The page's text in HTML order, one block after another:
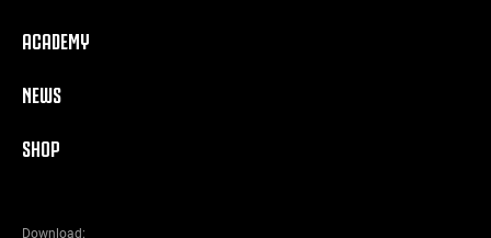
ACADEMY
NEWS
SHOP
Download: